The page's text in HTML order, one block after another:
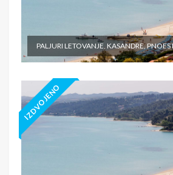
PALJURI LETOVANJE, KASANDRE, PNOES
IZDVOJENO